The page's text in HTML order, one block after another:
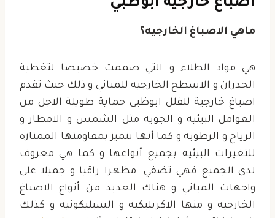
اصباغ خارجيه ابوظبي
ماهي الاصباغ الخارجيه؟
هي مواد الطلاء و التي صممت خصيصا لتغطية
الجدران و الاسطح الخارجيه للمباني و ذلك حيث تقدم
اصباغ خارجية للفلل ابوظبي حماية طويلة الاجل من
العوامل البيئيه و الجوية مثل الشمس و الامطار و
الرياح و الرطوبه و كما أنها تتميز بمقاومتها الممتازه
للتغيرات البيئيه بجميع أنواعها و كما هي معروف
لدى الجميع فهي تضفي. مظهرا راقيا و جميلا على
واجهات المباني و هناك العديد من أنواع الاصباغ
الخارجيه و منها الاكريليكيه و السيليكونيه و كذلك